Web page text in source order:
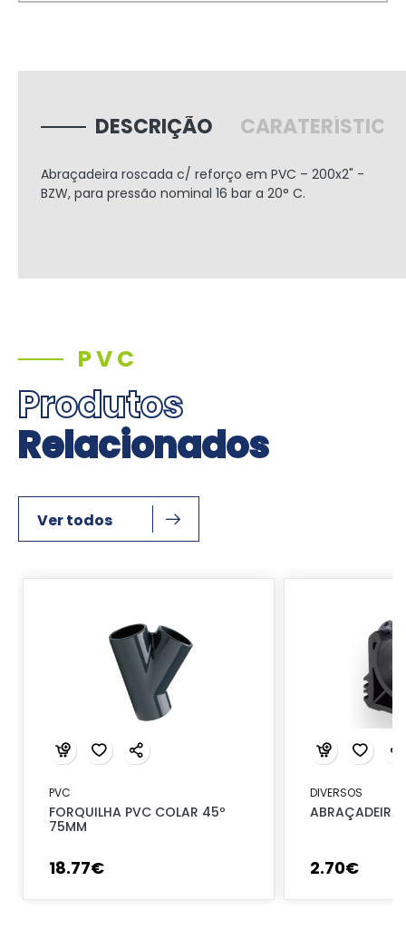
DESCRIÇÃO
Abraçadeira roscada c/ reforço em PVC – 200x2" -
BZW, para pressão nominal 16 bar a 20° C.
PVC
Produtos
Relacionados
Ver todos
PVC
FORQUILHA PVC COLAR 45º
75MM
18.77€
DIVERSOS
ABRAÇADEIRA
2.70€